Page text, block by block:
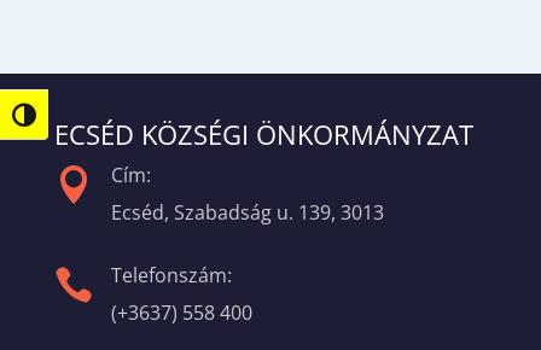
Nagy kontraszt váltása
ECSÉD KÖZSÉGI ÖNKORMÁNYZAT

Cím:
Ecséd, Szabadság u. 139, 3013

Telefonszám:
(+3637) 558 400